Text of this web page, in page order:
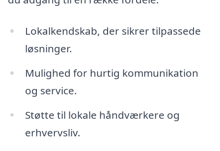
Lokalkendskab, der sikrer tilpassede
løsninger.
Mulighed for hurtig kommunikation
og service.
Støtte til lokale håndværkere og
erhvervsliv.